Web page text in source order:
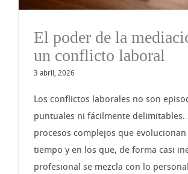
El poder de la
un conflicto laboral
3 abril, 2026
Los conflictos laborales no son
puntuales ni fácilmente delimitables.
procesos complejos que evolucionan
tiempo y en los que, de forma casi
profesional se mezcla con lo